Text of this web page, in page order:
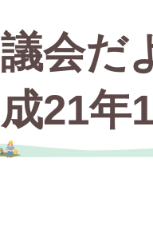
議会だ
成21年